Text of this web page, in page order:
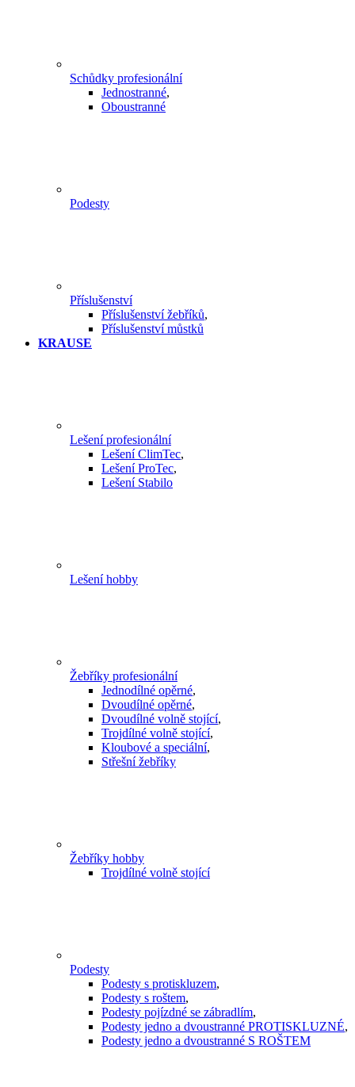
Schůdky profesionální
Jednostranné,
Oboustranné
Podesty
Příslušenství
Příslušenství žebříků,
Příslušenství můstků
KRAUSE
Lešení profesionální
Lešení ClimTec,
Lešení ProTec,
Lešení Stabilo
Lešení hobby
Žebříky profesionální
Jednodílné opěrné,
Dvoudílné opěrné,
Dvoudílné volně stojící,
Trojdílné volně stojící,
Kloubové a speciální,
Střešní žebříky
Žebříky hobby
Trojdílné volně stojící
Podesty
Podesty s protiskluzem,
Podesty s roštem,
Podesty pojízdné se zábradlím,
Podesty jedno a dvoustranné PROTISKLUZNÉ,
Podesty jedno a dvoustranné S ROŠTEM